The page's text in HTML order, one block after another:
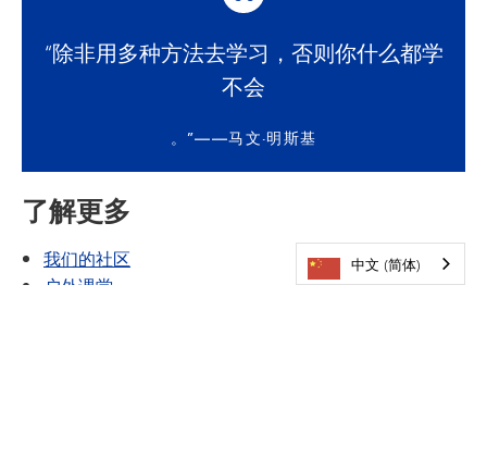
“除非用多种方法去学习，否则你什么都学
不会
。”——马文·明斯基
了解更多
我们的社区
户外课堂
中文 (简体)